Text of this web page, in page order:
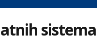
sistema